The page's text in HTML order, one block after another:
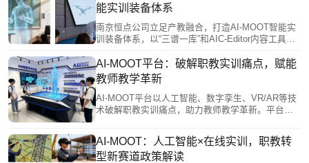
能实训装备体系
南京恒点公司立足产教融合，打造AI-MOOT智能实
训装备体系，以“三谱一库”和AIC-Editor内容工具为
该体系支持VR/MR、移动端等多种实训模式，并创
新推出AI数字教师，可与真实教师形成“虚实双师”协
同教学，推动教学流程智能化，有效提升教学效率
与个性化水平。
AI-MOOT平台：破解职教实训痛点，赋能
教师教学革新
AI-MOOT平台以人工智能、数字孪生、VR/AR等技
术破解职教实训痛点，助力教师教学革新。平台提
程，实现资源开放共享。通过数字教师协同教学与
AI实时伴学，打造沉浸式课堂，减轻教师负担。数
据驱动评估动态生成学生能力画像，助力精准教
AI-MOOT：人工智能×在线实训，职教转
型新赛道政策解读